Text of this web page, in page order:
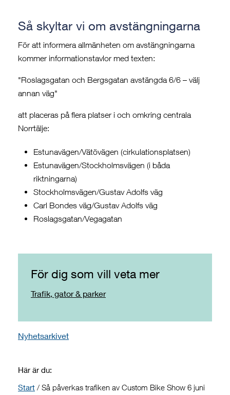
Så skyltar vi om avstängningarna
För att informera allmänheten om avstängningarna
kommer informationstavlor med texten:
"Roslagsgatan och Bergsgatan avstängda 6/6 – välj
annan väg"
att placeras på flera platser i och omkring centrala
Norrtälje:
Estunavägen/Vätövägen (cirkulationsplatsen)
Estunavägen/Stockholmsvägen (i båda
riktningarna)
Stockholmsvägen/Gustav Adolfs väg
Carl Bondes väg/Gustav Adolfs väg
Roslagsgatan/Vegagatan
För dig som vill veta mer
Trafik, gator & parker
Nyhetsarkivet
Här är du:
Start / Så påverkas trafiken av Custom Bike Show 6 juni